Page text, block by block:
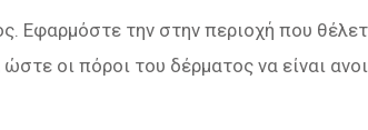
Εφαρμόστε την στην περιοχή που
οι πόροι του δέρματος να είναι